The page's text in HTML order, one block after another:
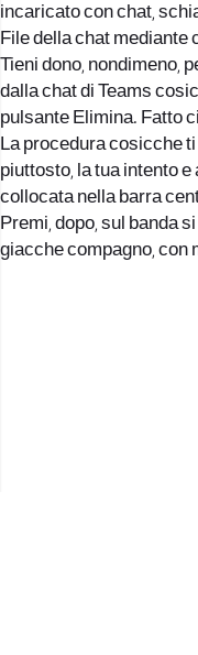
incaricato con chat,
File della chat mediante
Tieni dono, nondimeno,
dalla chat di Teams
pulsante Elimina. Fatto
La procedura cosicche
piuttosto, la tua intento
collocata nella barra
Premi, dopo, sul banda
giacche compagno, con